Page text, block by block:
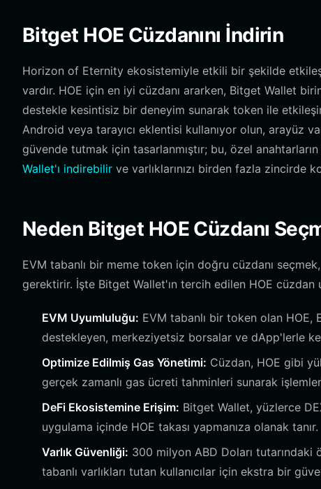
Bitget HOE Cüzdanını İndirin
Horizon of Eternity ekosistemiyle etkili bir şekilde
vardır. HOE için en iyi cüzdanı ararken, Bitget Wallet
destekle kesintisiz bir deneyim sunarak token ile
Android veya tarayıcı eklentisi kullanıyor olun, arayüz
güvende tutmak için tasarlanmıştır; bu, özel
Wallet'ı indirebilir ve varlıklarınızı birden fazla zincirde
Neden Bitget HOE Cüzdanı
EVM tabanlı bir meme token için doğru cüzdanı
gerektirir. İşte Bitget Wallet'ın tercih edilen HOE cüzdan
EVM Uyumluluğu: EVM tabanlı bir token olan HOE,
destekleyen, merkeziyetsiz borsalar ve dApp'lerle
Optimize Edilmiş Gas Yönetimi: Cüzdan, HOE gibi
gerçek zamanlı gas ücreti tahminleri sunarak
DeFi Ekosistemine Erişim: Bitget Wallet, yüzlerce
uygulama içinde HOE takası yapmanıza olanak tanır.
Varlık Güvenliği: 300 milyon ABD Doları tutarındaki
tabanlı varlıkları tutan kullanıcılar için ekstra bir